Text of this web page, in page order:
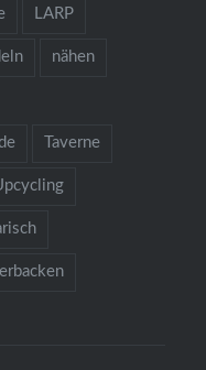
LARP
nähen
Taverne